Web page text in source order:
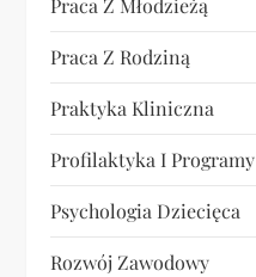
Praca Z Młodzieżą
Praca Z Rodziną
Praktyka Kliniczna
Profilaktyka I Programy
Psychologia Dziecięca
Rozwój Zawodowy